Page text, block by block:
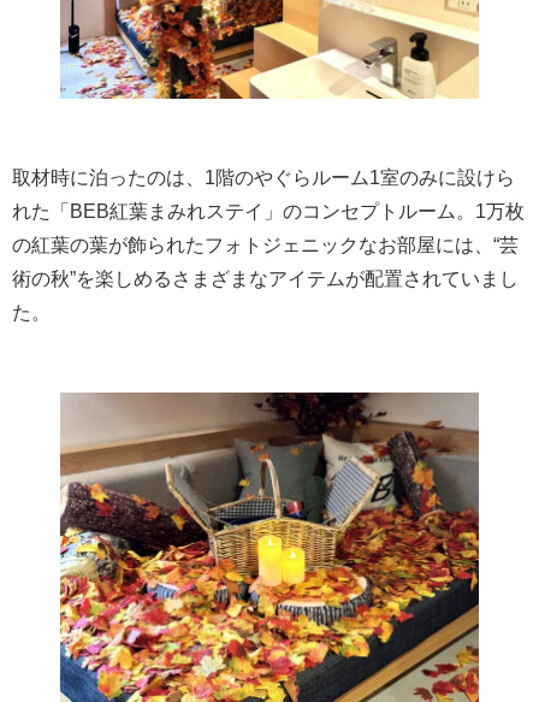
取材時に泊ったのは、1階のやぐらルーム1室のみに設けら
れた「BEB紅葉まみれステイ」のコンセプトルーム。1万枚
の紅葉の葉が飾られたフォトジェニックなお部屋には、“芸
術の秋”を楽しめるさまざまなアイテムが配置されていまし
た。